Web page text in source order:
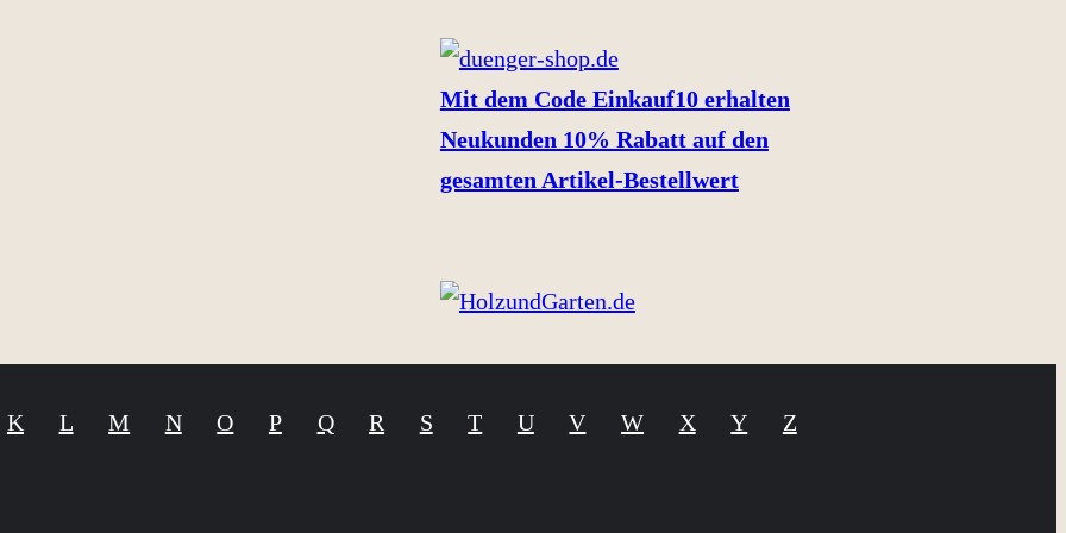
Mit dem Code Einkauf10 erhalten
Neukunden 10% Rabatt auf den
gesamten Artikel-Bestellwert
K L M N O P Q R S T U V W X Y Z